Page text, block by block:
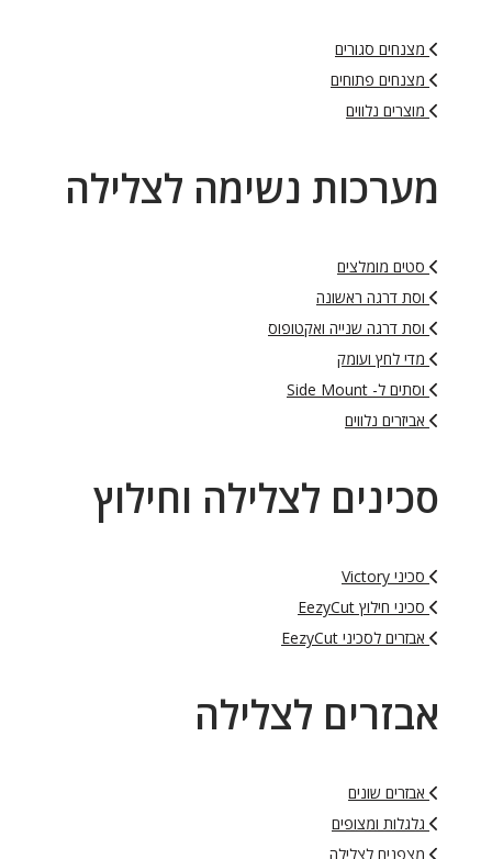
מצנחים סגורים
מצנחים פתוחים
מוצרים נלווים
מערכות נשימה לצלילה
סטים מומלצים
וסת דרגה ראשונה
וסת דרגה שנייה ואקטופוס
מדי לחץ ועומק
וסתים ל- Side Mount
אביזרים נלווים
סכינים לצלילה וחילוץ
סכיני Victory
סכיני חילוץ EezyCut
אבזרים לסכיני EezyCut
אבזרים לצלילה
אבזרים שונים
גלגלות ומצופים
מצפנים לצלילה